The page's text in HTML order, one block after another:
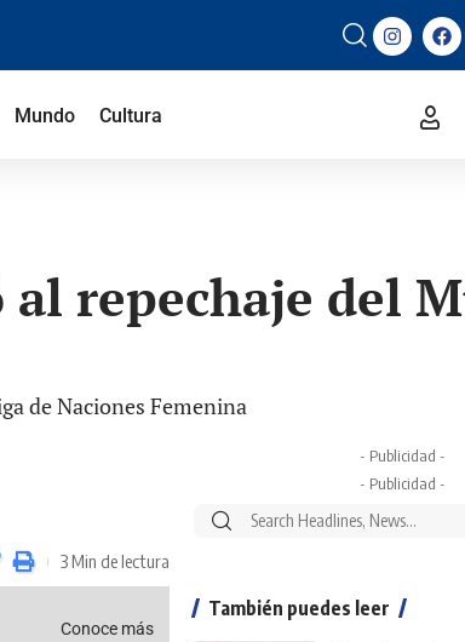
Mundo Cultura
repechaje del
de Naciones Femenina
3 Min de lectura
Conoce más
- Publicidad -
- Publicidad -
También puedes leer